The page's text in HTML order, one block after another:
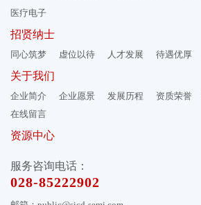
医疗电子
招贤纳士
同心筑梦 虚位以待 人才发展 待遇优厚
关于我们
企业简介 企业愿景 发展历程 资质荣誉
在线留言
资源中心
服务咨询电话：
028-85222902